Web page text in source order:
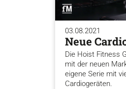
03.08.2021
Neue
Die Hoist Fitness
mit der neuen
eigene Serie mit
Cardiogeräten.